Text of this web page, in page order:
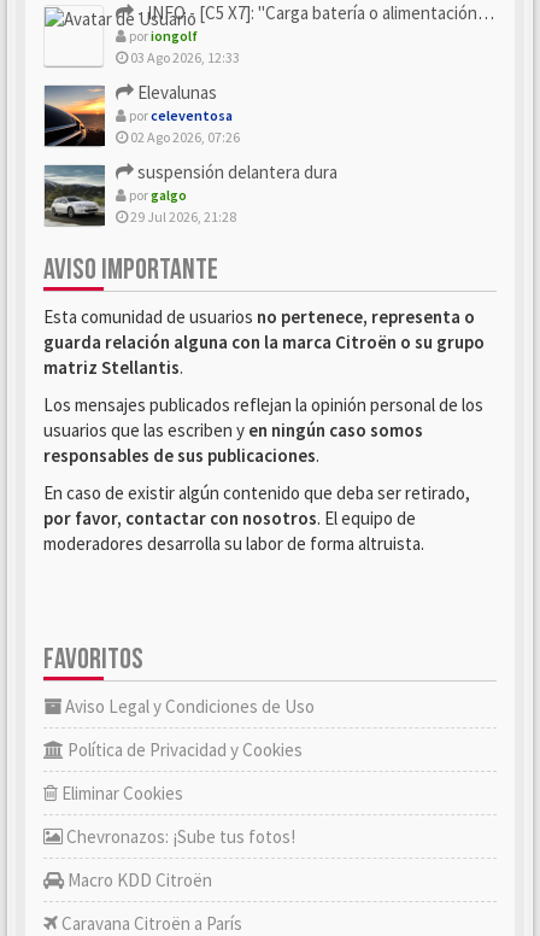
- INFO - [C5 X7]: "Carga batería o alimentación eléctri...
poriongolf
03 Ago 2026, 12:33
Elevalunas
porceleventosa
02 Ago 2026, 07:26
suspensión delantera dura
porgalgo
29 Jul 2026, 21:28
AVISO IMPORTANTE
Esta comunidad de usuarios no pertenece, representa o
guarda relación alguna con la marca Citroën o su grupo
matriz Stellantis.
Los mensajes publicados reflejan la opinión personal de los
usuarios que las escriben y en ningún caso somos
responsables de sus publicaciones.
En caso de existir algún contenido que deba ser retirado,
por favor, contactar con nosotros. El equipo de
moderadores desarrolla su labor de forma altruista.
FAVORITOS
Aviso Legal y Condiciones de Uso
Política de Privacidad y Cookies
Eliminar Cookies
Chevronazos: ¡Sube tus fotos!
Macro KDD Citroën
Caravana Citroën a París